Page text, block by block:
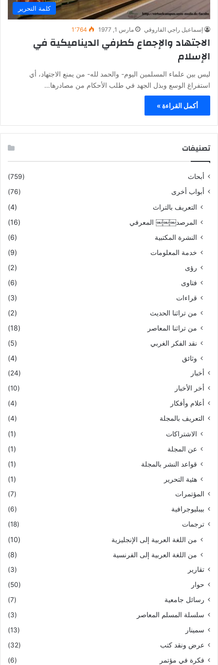
كلمة التحرير
إسماعيل راجي الفاروقي مارس 1, 1977 1٬764
الاجتهاد والإجماع كطرفي الديناميكية في
الإسلام
ليس بين علماء المسلمين اليوم- والحمد لله- من يمنع الاجتهاد، أي
استفراغ الوسع وبذل الجهد في طلب الأحكام من مصادرها…
أكمل القراءة »
تصنيفات
أبحاث
(759)
أبواب أخرى
(76)
التعريف بالتراث
(4)
المرصد￼￼￼ المعرفي
(16)
النشرة المكتبية
(6)
خدمة المعلومات
(9)
رؤى
(2)
فتاوى
(6)
قراءات
(3)
من تراثنا الحديث
(2)
من تراثنا المعاصر
(18)
نقد الفكر الغربي
(5)
وثائق
(4)
أخبار
(24)
أخر الأخبار
(10)
أعلام وأفكار
(4)
التعريف بالمجلة
(4)
الاشتراكات
(1)
عن المجلة
(1)
قواعد النشر بالمجلة
(1)
هئية التحرير
(1)
المؤتمرات
(7)
بيبليوجرافية
(6)
ترجمات
(18)
من اللغة العربية إلى الإنجليزية
(10)
من اللغة العربية إلى الفرنسية
(8)
تقارير
(3)
حوار
(50)
رسائل جامعية
(7)
سلسلة المسلم المعاصر
(3)
سمينار
(13)
عرض ونقد كتب
(32)
فكرة في مؤتمر
(6)